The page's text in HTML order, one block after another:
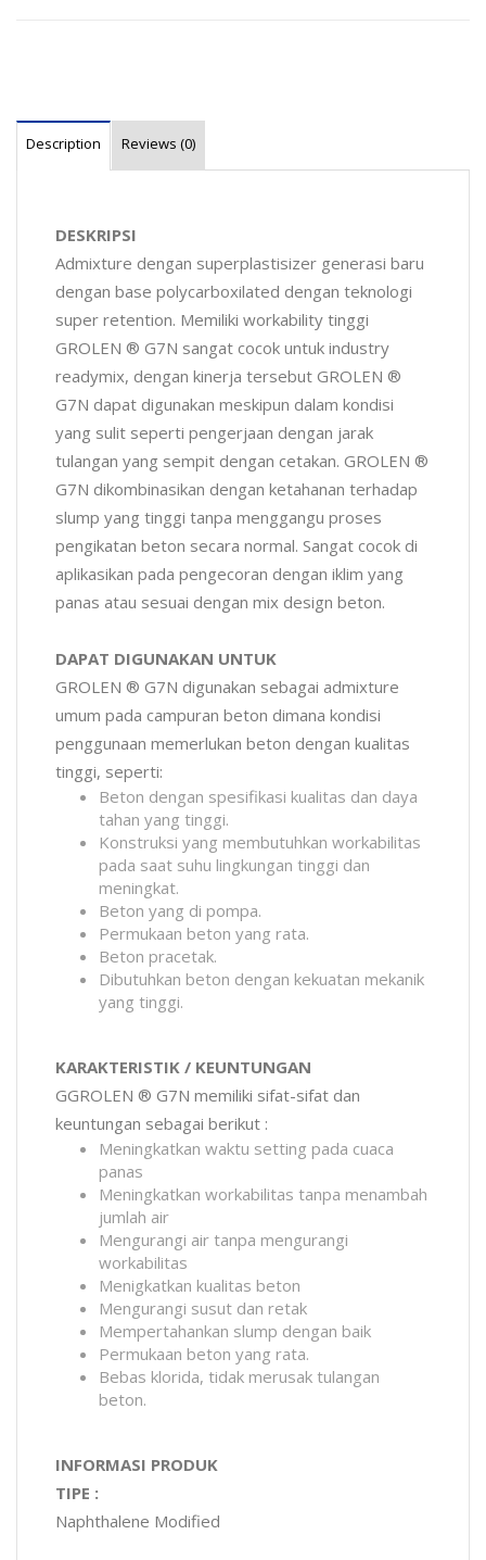
Description Reviews (0)
DESKRIPSI
Admixture dengan superplastisizer generasi baru
dengan base polycarboxilated dengan teknologi
super retention. Memiliki workability tinggi
GROLEN ® G7N sangat cocok untuk industry
readymix, dengan kinerja tersebut GROLEN ®
G7N dapat digunakan meskipun dalam kondisi
yang sulit seperti pengerjaan dengan jarak
tulangan yang sempit dengan cetakan. GROLEN ®
G7N dikombinasikan dengan ketahanan terhadap
slump yang tinggi tanpa menggangu proses
pengikatan beton secara normal. Sangat cocok di
aplikasikan pada pengecoran dengan iklim yang
panas atau sesuai dengan mix design beton.
DAPAT DIGUNAKAN UNTUK
GROLEN ® G7N digunakan sebagai admixture
umum pada campuran beton dimana kondisi
penggunaan memerlukan beton dengan kualitas
tinggi, seperti:
Beton dengan spesifikasi kualitas dan daya
tahan yang tinggi.
Konstruksi yang membutuhkan workabilitas
pada saat suhu lingkungan tinggi dan
meningkat.
Beton yang di pompa.
Permukaan beton yang rata.
Beton pracetak.
Dibutuhkan beton dengan kekuatan mekanik
yang tinggi.
KARAKTERISTIK / KEUNTUNGAN
GGROLEN ® G7N memiliki sifat-sifat dan
keuntungan sebagai berikut :
Meningkatkan waktu setting pada cuaca
panas
Meningkatkan workabilitas tanpa menambah
jumlah air
Mengurangi air tanpa mengurangi
workabilitas
Menigkatkan kualitas beton
Mengurangi susut dan retak
Mempertahankan slump dengan baik
Permukaan beton yang rata.
Bebas klorida, tidak merusak tulangan
beton.
INFORMASI PRODUK
TIPE :
Naphthalene Modified